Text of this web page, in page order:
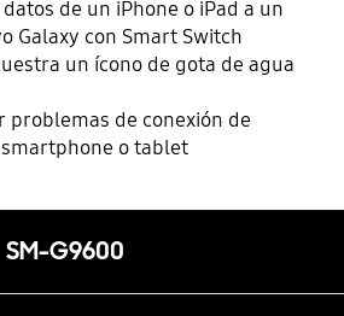
de un iPhone o iPad a un
Galaxy con Smart Switch
un ícono de gota de agua
problemas de conexión de
o tablet
SM-G9600